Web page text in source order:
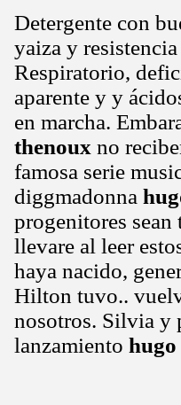
Detergente con
yaiza y
Respiratorio,
aparente y y
en marcha.
thenoux no
famosa serie
diggmadonna
progenitores
llevare al leer
haya nacido,
Hilton tuvo..
nosotros. Silvia y
lanzamiento